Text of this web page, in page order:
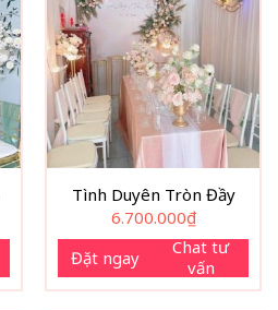
Tình Duyên Tròn Đầy
6.700.000₫
Đặt ngay
Chat tư
vấn